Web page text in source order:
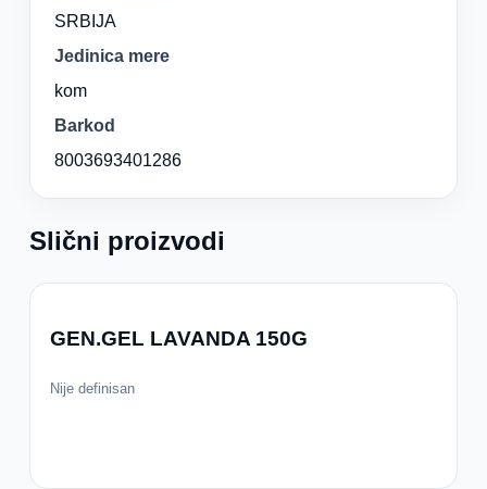
SRBIJA
Jedinica mere
kom
Barkod
8003693401286
Slični proizvodi
GEN.GEL LAVANDA 150G
Nije definisan